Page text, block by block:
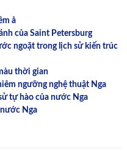
ả
của Saint Petersburg
ngoặt trong lịch sử kiến trúc
thời gian
ngưỡng nghệ thuật Nga
tự hào của nước Nga
Nga